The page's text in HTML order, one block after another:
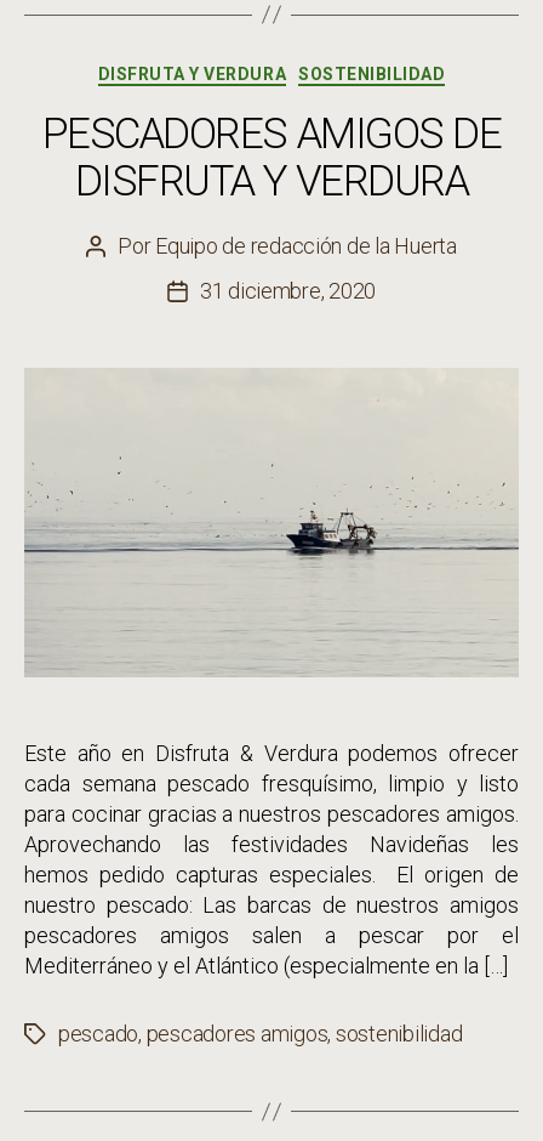
Categorías
DISFRUTA Y VERDURA SOSTENIBILIDAD
PESCADORES AMIGOS DE
DISFRUTA Y VERDURA
Autor
PorEquipo de redacción de la Huerta
Fecha
31 diciembre, 2020
Este año en Disfruta & Verdura podemos ofrecer
cada semana pescado fresquísimo, limpio y listo
para cocinar gracias a nuestros pescadores amigos.
Aprovechando las festividades Navideñas les
hemos pedido capturas especiales. El origen de
nuestro pescado: Las barcas de nuestros amigos
pescadores amigos salen a pescar por el
Mediterráneo y el Atlántico (especialmente en la […]
Etiquetas
pescado, pescadores amigos, sostenibilidad